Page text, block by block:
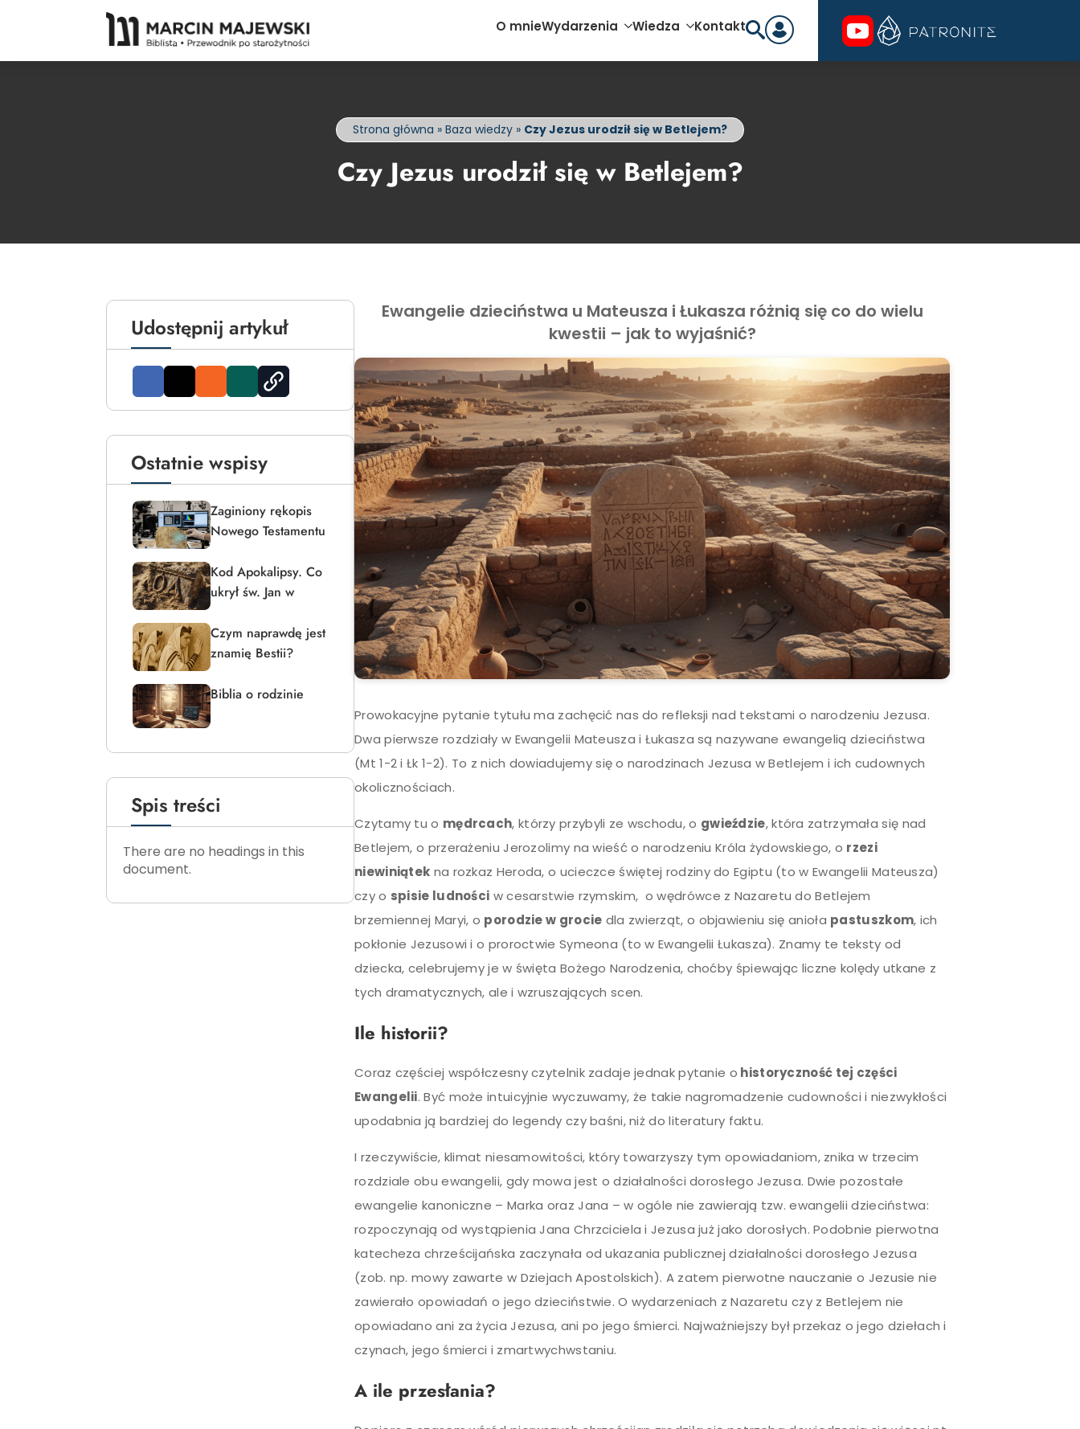
O mnieWydarzenia Wiedza Kontakt
Strona główna » Baza wiedzy » Czy Jezus urodził się w Betlejem?
Czy Jezus urodził się w Betlejem?
Udostępnij artykuł
Ostatnie wspisy
Zaginiony rękopis
Nowego Testamentu
Kod Apokalipsy. Co
ukrył św. Jan w
Czym naprawdę jest
znamię Bestii?
Biblia o rodzinie
Spis treści
There are no headings in this
document.
Ewangelie dzieciństwa u Mateusza i Łukasza różnią się co do wielu
kwestii – jak to wyjaśnić?
Prowokacyjne pytanie tytułu ma zachęcić nas do refleksji nad tekstami o narodzeniu Jezusa.
Dwa pierwsze rozdziały w Ewangelii Mateusza i Łukasza są nazywane ewangelią dzieciństwa
(Mt 1-2 i Łk 1-2). To z nich dowiadujemy się o narodzinach Jezusa w Betlejem i ich cudownych
okolicznościach.
Czytamy tu o mędrcach, którzy przybyli ze wschodu, o gwieździe, która zatrzymała się nad
Betlejem, o przerażeniu Jerozolimy na wieść o narodzeniu Króla żydowskiego, o rzezi
niewiniątek na rozkaz Heroda, o ucieczce świętej rodziny do Egiptu (to w Ewangelii Mateusza)
czy o spisie ludności w cesarstwie rzymskim, o wędrówce z Nazaretu do Betlejem
brzemiennej Maryi, o porodzie w grocie dla zwierząt, o objawieniu się anioła pastuszkom, ich
pokłonie Jezusowi i o proroctwie Symeona (to w Ewangelii Łukasza). Znamy te teksty od
dziecka, celebrujemy je w święta Bożego Narodzenia, choćby śpiewając liczne kolędy utkane z
tych dramatycznych, ale i wzruszających scen.
Ile historii?
Coraz częściej współczesny czytelnik zadaje jednak pytanie o historyczność tej części
Ewangelii. Być może intuicyjnie wyczuwamy, że takie nagromadzenie cudowności i niezwykłości
upodabnia ją bardziej do legendy czy baśni, niż do literatury faktu.
I rzeczywiście, klimat niesamowitości, który towarzyszy tym opowiadaniom, znika w trzecim
rozdziale obu ewangelii, gdy mowa jest o działalności dorosłego Jezusa. Dwie pozostałe
ewangelie kanoniczne – Marka oraz Jana – w ogóle nie zawierają tzw. ewangelii dzieciństwa:
rozpoczynają od wystąpienia Jana Chrzciciela i Jezusa już jako dorosłych. Podobnie pierwotna
katecheza chrześcijańska zaczynała od ukazania publicznej działalności dorosłego Jezusa
(zob. np. mowy zawarte w Dziejach Apostolskich). A zatem pierwotne nauczanie o Jezusie nie
zawierało opowiadań o jego dzieciństwie. O wydarzeniach z Nazaretu czy z Betlejem nie
opowiadano ani za życia Jezusa, ani po jego śmierci. Najważniejszy był przekaz o jego dziełach i
czynach, jego śmierci i zmartwychwstaniu.
A ile przesłania?